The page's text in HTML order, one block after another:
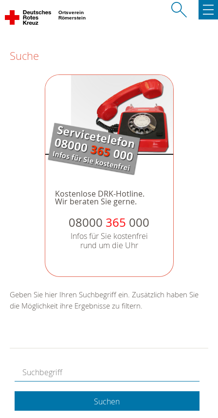
Ortsverein
Römerstein
Suche
Kostenlose DRK-Hotline.
Wir beraten Sie gerne.
08000 365 000
Infos für Sie kostenfrei
rund um die Uhr
Geben Sie hier Ihren Suchbegriff ein. Zusätzlich haben Sie
die Möglichkeit ihre Ergebnisse zu filtern.
Suchen